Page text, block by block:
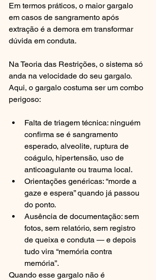
Em termos práticos, o maior gargalo
em casos de sangramento após
extração é a demora em transformar
dúvida em conduta.
Na Teoria das Restrições, o sistema só
anda na velocidade do seu gargalo.
Aqui, o gargalo costuma ser um combo
perigoso:
Falta de triagem técnica: ninguém
confirma se é sangramento
esperado, alveolite, ruptura de
coágulo, hipertensão, uso de
anticoagulante ou trauma local.
Orientações genéricas: “morde a
gaze e espera” quando já passou
do ponto.
Ausência de documentação: sem
fotos, sem relatório, sem registro
de queixa e conduta — e depois
tudo vira “memória contra
memória”.
Quando esse gargalo não é